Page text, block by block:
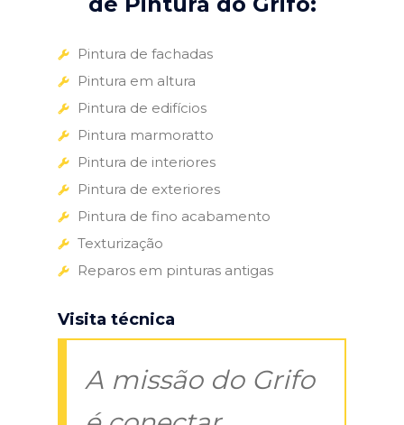
Pintura de fachadas
Pintura em altura
Pintura de edifícios
Pintura marmoratto
Pintura de interiores
Pintura de exteriores
Pintura de fino acabamento
Texturização
Reparos em pinturas antigas
Visita técnica
A missão do Grifo